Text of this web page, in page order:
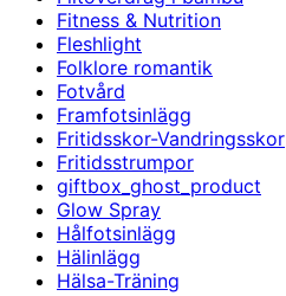
Fitness & Nutrition
Fleshlight
Folklore romantik
Fotvård
Framfotsinlägg
Fritidsskor-Vandringsskor
Fritidsstrumpor
giftbox_ghost_product
Glow Spray
Hålfotsinlägg
Hälinlägg
Hälsa-Träning